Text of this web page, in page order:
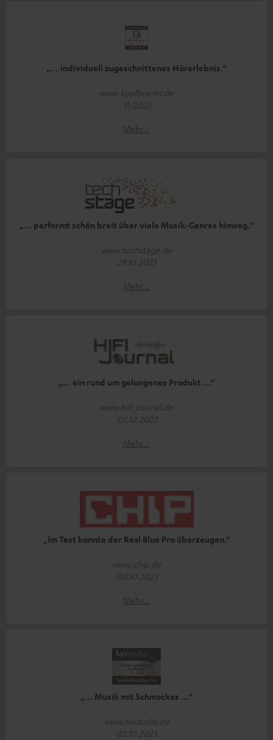
„… individuell zugeschnittenes Hörerlebnis.“
www.kopfhoerer.de
11/2023
Mehr...
„… performt schön breit über viele Musik-Genres hinweg.“
www.techstage.de
29.10.2023
Mehr...
„… ein rund um gelungenes Produkt …“
www.hifi-journal.de
05.10.2023
Mehr...
„Im Test konnte der Real Blue Pro überzeugen.“
www.chip.de
04.10.2023
Mehr...
„… Musik mit Schmackes …“
www.fairaudio.de
02.10.2023